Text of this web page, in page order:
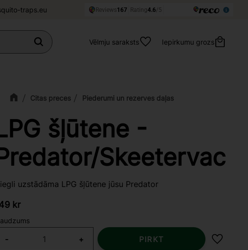
traps.eu
Vēlmju saraksts Iepirkumu grozs
Citas preces Piederumi un rezerves daļas
šļūtene -
Skeetervac
uzstādāma LPG šļūtene jūsu Predator
kr
+
- PIRKT